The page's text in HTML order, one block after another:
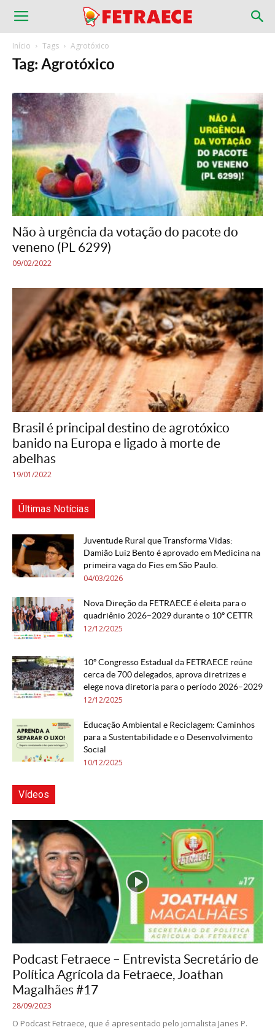
Início Tags Agrotóxico
Tag: Agrotóxico
Não à urgência da votação do pacote do
veneno (PL 6299)
09/02/2022
Brasil é principal destino de agrotóxico
banido na Europa e ligado à morte de
abelhas
19/01/2022
Últimas Notícias
Juventude Rural que Transforma Vidas:
Damião Luiz Bento é aprovado em Medicina na
primeira vaga do Fies em São Paulo.
04/03/2026
Nova Direção da FETRAECE é eleita para o
quadriênio 2026–2029 durante o 10º CETTR
12/12/2025
10º Congresso Estadual da FETRAECE reúne
cerca de 700 delegados, aprova diretrizes e
elege nova diretoria para o período 2026–2029
12/12/2025
Educação Ambiental e Reciclagem: Caminhos
para a Sustentabilidade e o Desenvolvimento
Social
10/12/2025
Vídeos
Podcast Fetraece – Entrevista Secretário de
Política Agrícola da Fetraece, Joathan
Magalhães #17
28/09/2023
O Podcast Fetraece, que é apresentado pelo jornalista Janes P.